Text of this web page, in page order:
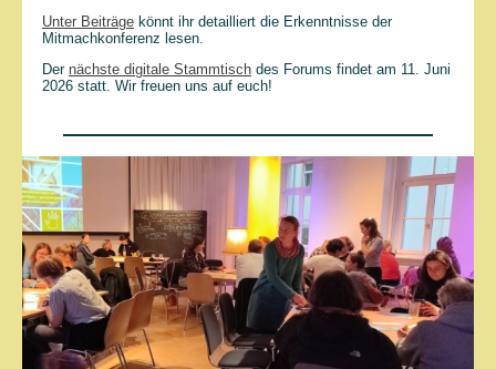
Unter Beiträge könnt ihr detailliert die Erkenntnisse der
Mitmachkonferenz lesen.
Der nächste digitale Stammtisch des Forums findet am 11. Juni
2026 statt. Wir freuen uns auf euch!